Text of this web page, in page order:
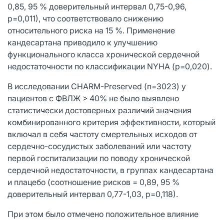
0,85, 95 % доверительный интервал 0,75-0,96,
р=0,011), что соответствовало снижению
относительного риска на 15 %. Применение
кандесартана приводило к улучшению
функционального класса хронической сердечной
недостаточности по классификации NYHA (р=0,020).
В исследовании CHARM-Preserved (n=3023) у
пациентов с ФВЛЖ > 40% не было выявлено
статистически достоверных различий значения
комбинированного критерия эффективности, который
включал в себя частоту смертельных исходов от
сердечно-сосудистых заболеваний или частоту
первой госпитализации по поводу хронической
сердечной недостаточности, в группах кандесартана
и плацебо (соотношение рисков = 0,89, 95 %
доверительный интервал 0,77-1,03, р=0,118).
При этом было отмечено положительное влияние